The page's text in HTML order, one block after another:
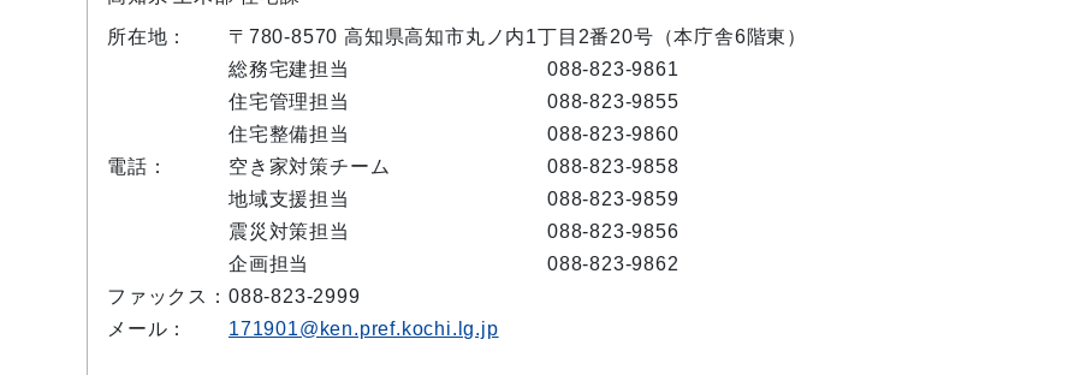
所在地：
〒780-8570 高知県高知市丸ノ内1丁目2番20号（本庁舎6階東）
電話：
総務宅建担当
088-823-9861
住宅管理担当
088-823-9855
住宅整備担当
088-823-9860
空き家対策チーム
088-823-9858
地域支援担当
088-823-9859
震災対策担当
088-823-9856
企画担当
088-823-9862
ファックス： 088-823-2999
メール：
171901@ken.pref.kochi.lg.jp